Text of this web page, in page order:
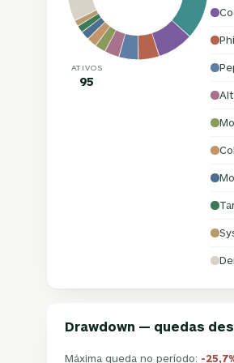
ATIVOS
95
Drawdown — quedas
Máxima queda no período: -